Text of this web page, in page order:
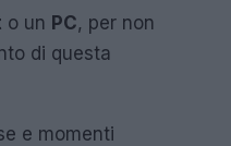
o un PC, per non
di questa
e momenti